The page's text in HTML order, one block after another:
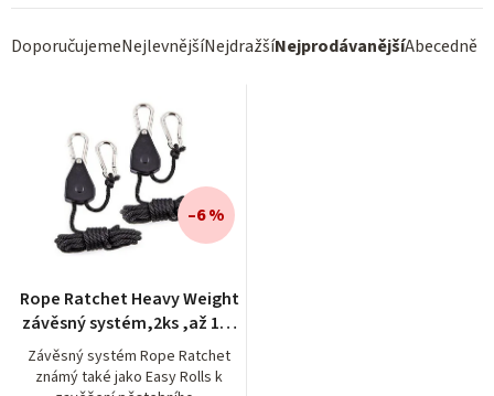
Ř
o
DoporučujemeNejlevnějšíNejdražšíNejprodávanějšíAbecedně
Rope Ratchet Heavy Weight
závěsný systém,2ks ,až 130
kg
Závěsný systém Rope Ratchet
známý také jako Easy Rolls k
–6 %